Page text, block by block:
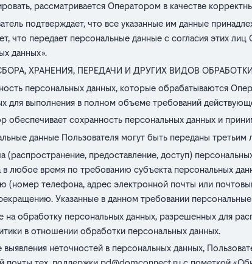
рассматривается Оператором в качестве
подтверждает, что все указанные им данные
что передает персональные данные с согласия этих
данных».
ХРАНЕНИЯ, ПЕРЕДАЧИ И ДРУГИХ ВИДОВ
персональных данных, которые обрабатываются
для выполнения в полном объеме требований
обеспечивает сохранность персональных данных и
данные Пользователя могут быть переданы
(распространение, предоставление, доступ)
в любое время по требованию субъекта персональных
(номер телефона, адрес электронной почты или
Указанные в данном требовании
на обработку персональных данных, разрешенных для
в отношении обработки персональных данных.
выявления неточностей в персональных данных,